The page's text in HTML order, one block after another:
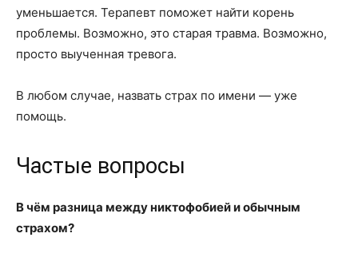
уменьшается. Терапевт поможет найти корень
проблемы. Возможно, это старая травма. Возможно,
просто выученная тревога.
В любом случае, назвать страх по имени — уже
помощь.
Частые вопросы
В чём разница между никтофобией и обычным
страхом?